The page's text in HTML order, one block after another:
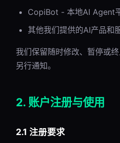
CopiBot - 本地AI Agent
其他我们提供的AI产品和
我们保留随时修改、暂停或
另行通知。
2. 账户注册与使用
2.1 注册要求